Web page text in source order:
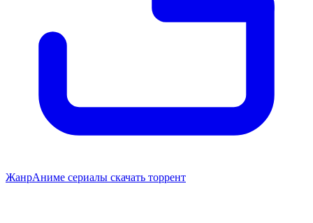
ЖанрАниме сериалы скачать торрент